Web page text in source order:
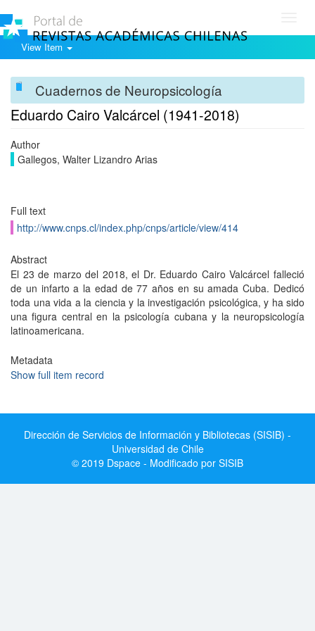
View Item
Cuadernos de Neuropsicología
Eduardo Cairo Valcárcel (1941-2018)
Author
Gallegos, Walter Lizandro Arias
Full text
http://www.cnps.cl/index.php/cnps/article/view/414
Abstract
El 23 de marzo del 2018, el Dr. Eduardo Cairo Valcárcel falleció
de un infarto a la edad de 77 años en su amada Cuba. Dedicó
toda una vida a la ciencia y la investigación psicológica, y ha sido
una figura central en la psicología cubana y la neuropsicología
latinoamericana.
Metadata
Show full item record
Dirección de Servicios de Información y Bibliotecas (SISIB) -
Universidad de Chile
© 2019 Dspace - Modificado por SISIB